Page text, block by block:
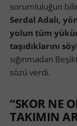
sorumluluğun
Serdal Adalı,
yolun tüm
taşıdıklarını
sığınmadan
sözü verdi.
“SKOR NE
TAKIMIN